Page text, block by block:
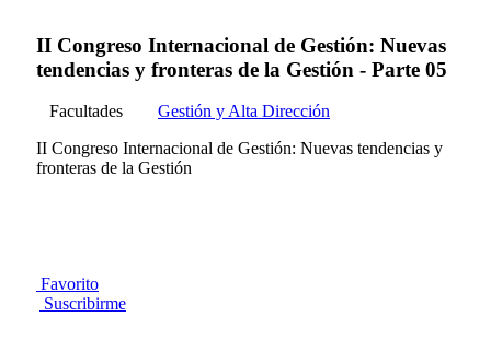
II Congreso Internacional de Gestión: Nuevas
tendencias y fronteras de la Gestión - Parte 05
Facultades
Gestión y Alta Dirección
II Congreso Internacional de Gestión: Nuevas tendencias y
fronteras de la Gestión
Favorito
Suscribirme